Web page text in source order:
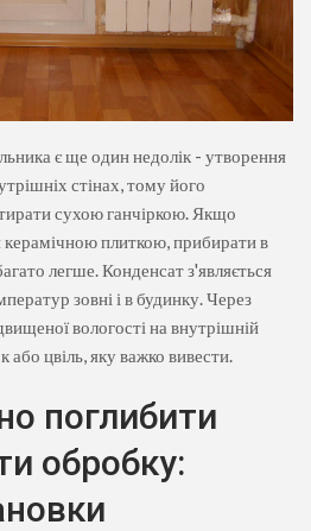
є ще один недолік - утворення
стінах, тому його
сухою ганчіркою. Якщо
керамічною плиткою, прибирати в
легше. Конденсат з'являється
зовні і в будинку. Через
вологості на внутрішній
або цвіль, яку важко вивести.
поглибити
обробку: